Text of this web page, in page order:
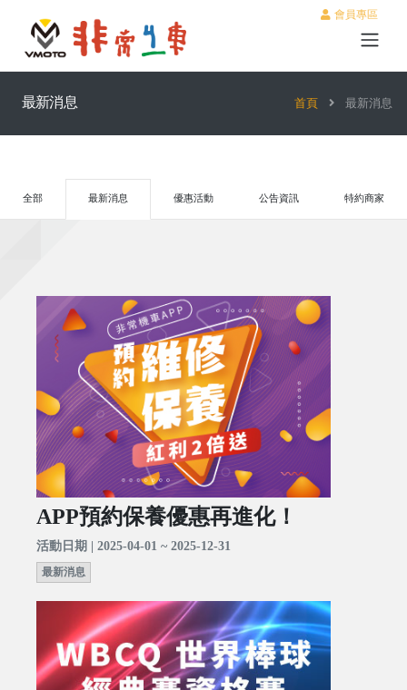
會員專區
最新消息 首頁 最新消息
全部 最新消息 優惠活動 公告資訊 特約商家
APP預約保養優惠再進化！
活動日期 | 2025-04-01 ~ 2025-12-31
最新消息